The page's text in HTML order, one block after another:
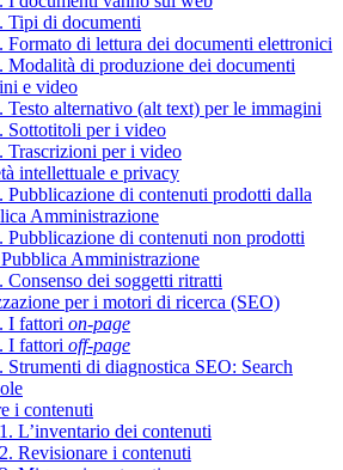
Tipi di documenti
Formato di lettura dei documenti elettronici
Modalità di produzione dei documenti
e video
Testo alternativo (alt text) per le immagini
Sottotitoli per i video
Trascrizioni per i video
intellettuale e privacy
Pubblicazione di contenuti prodotti dalla
Amministrazione
Pubblicazione di contenuti non prodotti
Amministrazione
Consenso dei soggetti ritratti
per i motori di ricerca (SEO)
I fattori on-page
I fattori off-page
Strumenti di diagnostica SEO: Search
i contenuti
L’inventario dei contenuti
Revisionare i contenuti